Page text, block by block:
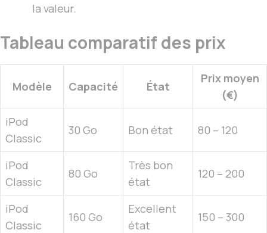
la valeur.
Tableau comparatif des prix
Modèle Capacité État
Prix moyen
(€)
iPod
Classic
30 Go Bon état 80 – 120
iPod
Classic
80 Go
Très bon
état
120 – 200
iPod
Classic
160 Go
Excellent
état
150 – 300